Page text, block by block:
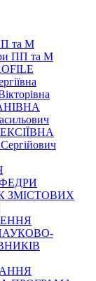
та М
ПП та М
ЗМІСТОВИХ